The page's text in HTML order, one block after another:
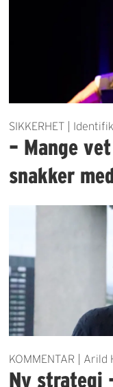
SIKKERHET |
– Mange
snakker
KOMMENTAR | Arild
Ny